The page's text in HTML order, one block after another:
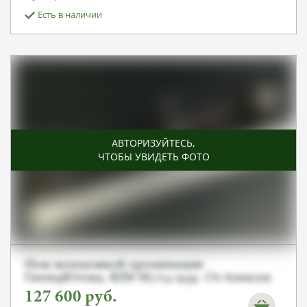
Есть в наличии
АВТОРИЗУЙТЕСЬ,
ЧТОБЫ УВИДЕТЬ ФОТО
Нож молодежной организации
ГитлерЮгенд, RZM M7/14 1939. От Алексея
С.
127 600 руб.